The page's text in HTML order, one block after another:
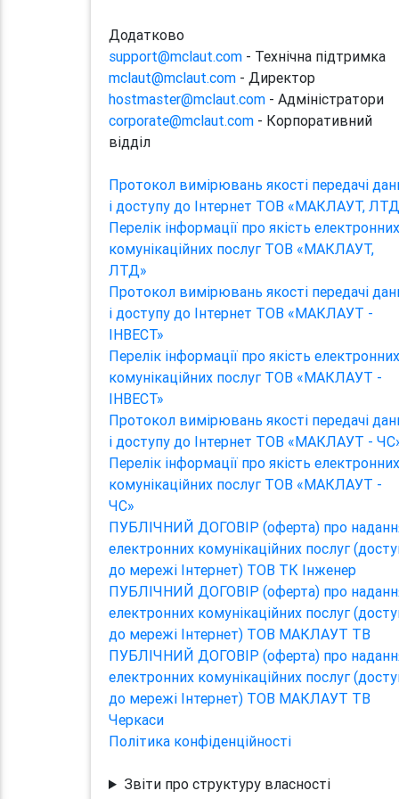
Додатково
support@mclaut.com - Технічна підтримка
mclaut@mclaut.com - Директор
hostmaster@mclaut.com - Адміністратори
corporate@mclaut.com - Корпоративний
відділ
Протокол вимірювань якості передачі
і доступу до Інтернет ТОВ «МАКЛАУТ,
Перелік інформації про якість електронних
комунікаційних послуг ТОВ «МАКЛАУТ,
ЛТД»
Протокол вимірювань якості передачі
і доступу до Інтернет ТОВ «МАКЛАУТ -
ІНВЕСТ»
Перелік інформації про якість електронних
комунікаційних послуг ТОВ «МАКЛАУТ -
ІНВЕСТ»
Протокол вимірювань якості передачі
і доступу до Інтернет ТОВ «МАКЛАУТ -
Перелік інформації про якість електронних
комунікаційних послуг ТОВ «МАКЛАУТ -
ЧС»
ПУБЛІЧНИЙ ДОГОВІР (оферта) про
електронних комунікаційних послуг
до мережі Інтернет) ТОВ ТК Інженер
ПУБЛІЧНИЙ ДОГОВІР (оферта) про
електронних комунікаційних послуг
до мережі Інтернет) ТОВ МАКЛАУТ ТВ
ПУБЛІЧНИЙ ДОГОВІР (оферта) про
електронних комунікаційних послуг
до мережі Інтернет) ТОВ МАКЛАУТ ТВ
Черкаси
Політика конфіденційності
Звіти про структуру власності